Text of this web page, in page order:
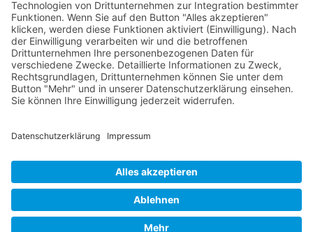
setzen und seine eigenen Ideen und
Interessen verfolgen kann.
© 2026 Frank Hartung Ihr Mediator bei Konflikten in Familie,
263 Bewertungen auf ProvenExpert.com